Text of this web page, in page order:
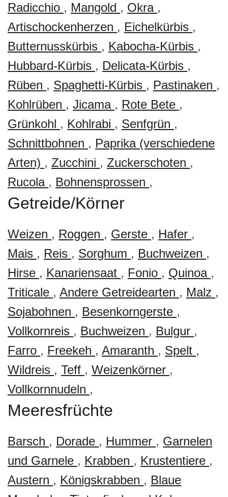
Radicchio , Mangold , Okra ,
Artischockenherzen , Eichelkürbis ,
Butternusskürbis , Kabocha-Kürbis ,
Hubbard-Kürbis , Delicata-Kürbis ,
Rüben , Spaghetti-Kürbis , Pastinaken ,
Kohlrüben , Jicama , Rote Bete ,
Grünkohl , Kohlrabi , Senfgrün ,
Schnittbohnen , Paprika (verschiedene
Arten) , Zucchini , Zuckerschoten ,
Rucola , Bohnensprossen ,
Getreide/Körner
Weizen , Roggen , Gerste , Hafer ,
Mais , Reis , Sorghum , Buchweizen ,
Hirse , Kanariensaat , Fonio , Quinoa ,
Triticale , Andere Getreidearten , Malz ,
Sojabohnen , Besenkorngerste ,
Vollkornreis , Buchweizen , Bulgur ,
Farro , Freekeh , Amaranth , Spelt ,
Wildreis , Teff , Weizenkörner ,
Vollkornnudeln ,
Meeresfrüchte
Barsch , Dorade , Hummer , Garnelen
und Garnele , Krabben , Krustentiere ,
Austern , Königskrabben , Blaue